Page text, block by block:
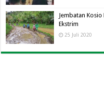
Jembatan
Ekstrim
25 Juli 2020